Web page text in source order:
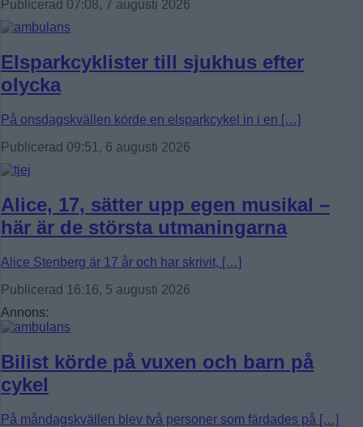
Publicerad 07:08, 7 augusti 2026
Elsparkcyklister till sjukhus efter
olycka
På onsdagskvällen körde en elsparkcykel in i en […]
Publicerad 09:51, 6 augusti 2026
Alice, 17, sätter upp egen musikal –
här är de största utmaningarna
Alice Stenberg är 17 år och har skrivit, […]
Publicerad 16:16, 5 augusti 2026
Annons:
Bilist körde på vuxen och barn på
cykel
På måndagskvällen blev två personer som färdades på […]